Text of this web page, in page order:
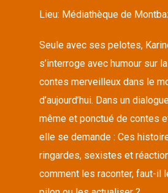
Lieu: Médiathèque de
Seule avec ses pelotes,
s’interroge avec humour sur
contes merveilleux dans le
d’aujourd’hui. Dans un
même et ponctué de contes
elle se demande : Ces
ringardes, sexistes et
comment les raconter, faut-il